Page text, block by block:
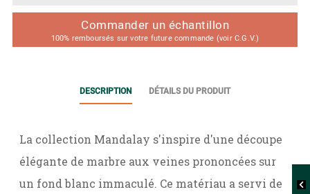
Commander un échantillon
100% remboursés sur votre future commande (voir C.G.V.)
DESCRIPTION DÉTAILS DU PRODUIT
La collection Mandalay s'inspire d'une découpe
élégante de marbre aux veines prononcées sur
un fond blanc immaculé. Ce matériau a servi de